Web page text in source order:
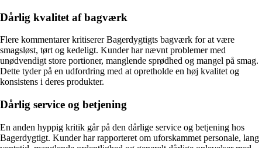
Dårlig kvalitet af bagværk
Flere kommentarer kritiserer Bagerdygtigts bagværk for at være
smagsløst, tørt og kedeligt. Kunder har nævnt problemer med
unødvendigt store portioner, manglende sprødhed og mangel på smag.
Dette tyder på en udfordring med at opretholde en høj kvalitet og
konsistens i deres produkter.
Dårlig service og betjening
En anden hyppig kritik går på den dårlige service og betjening hos
Bagerdygtigt. Kunder har rapporteret om uforskammet personale, lang